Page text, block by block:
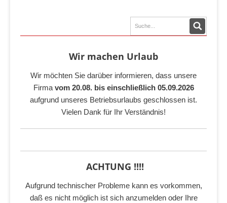
Wir machen Urlaub
Wir möchten Sie darüber informieren, dass unsere
Firma vom 20.08. bis einschließlich 05.09.2026
aufgrund unseres Betriebsurlaubs geschlossen ist.
Vielen Dank für Ihr Verständnis!
ACHTUNG !!!!
Aufgrund technischer Probleme kann es vorkommen,
daß es nicht möglich ist sich anzumelden oder Ihre